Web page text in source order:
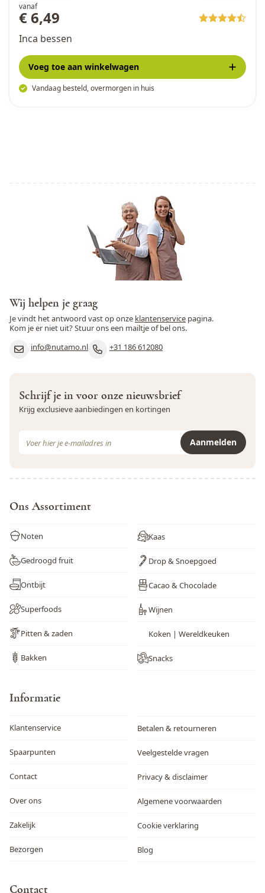
vanaf
€ 6,49
Inca bessen
Vandaag besteld, overmorgen in huis
Voeg toe aan winkelwagen
Wij helpen je graag
Je vindt het antwoord vast op onze klantenservice pagina.
Kom je er niet uit? Stuur ons een mailtje of bel ons.
info@nutamo.nl
+31 186 612080
Schrijf je in voor onze nieuwsbrief
Krijg exclusieve aanbiedingen en kortingen
Aanmelden
Ons Assortiment
Noten
Gedroogd fruit
Ontbijt
Superfoods
Pitten & zaden
Bakken
Kaas
Drop & Snoepgoed
Cacao & Chocolade
Wijnen
Koken | Wereldkeuken
Snacks
Informatie
Klantenservice
Spaarpunten
Contact
Over ons
Zakelijk
Bezorgen
Betalen & retourneren
Veelgestelde vragen
Privacy & disclaimer
Algemene voorwaarden
Cookie verklaring
Blog
Contact